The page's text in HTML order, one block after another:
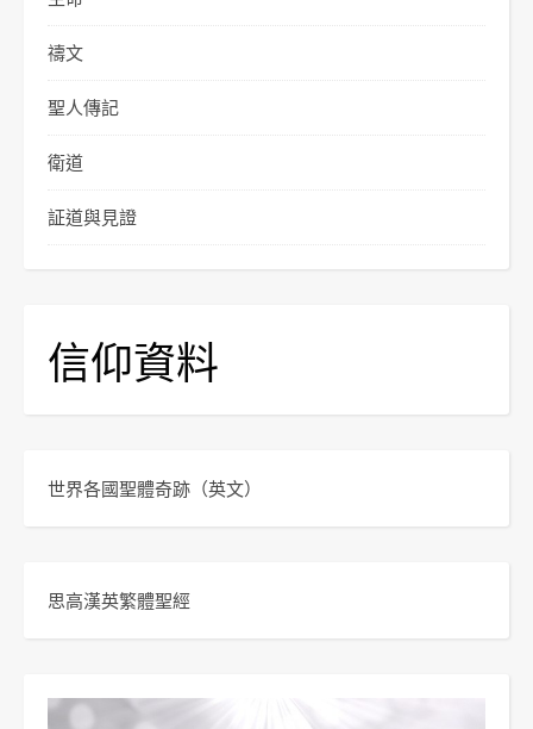
禱文
聖人傳記
衛道
証道與見證
信仰資料
世界各國聖體奇跡 （英文）
思高漢英繁體聖經